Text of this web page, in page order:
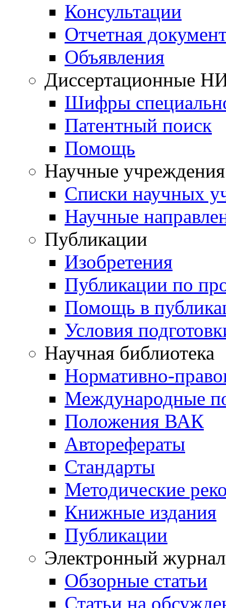
Консультации
Отчетная
Объявления
Диссертационные
Шифры
Патентный поиск
Помощь
Научные учреждения
Списки научных
Научные
Публикации
Изобретения
Публикации по
Помощь в
Условия
Научная библиотека
Нормативно-
Международные
Положения ВАК
Авторефераты
Стандарты
Методические
Книжные издания
Публикации
Электронный журнал
Обзорные статьи
Статьи на